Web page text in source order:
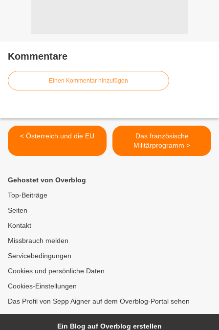
Kommentare
Einen Kommentar hinzufügen
< Österreich und die EU
Das französische
Militärprogramm >
Gehostet von Overblog
Top-Beiträge
Seiten
Kontakt
Missbrauch melden
Servicebedingungen
Cookies und persönliche Daten
Cookies-Einstellungen
Das Profil von Sepp Aigner auf dem Overblog-Portal sehen
Ein Blog auf Overblog erstellen